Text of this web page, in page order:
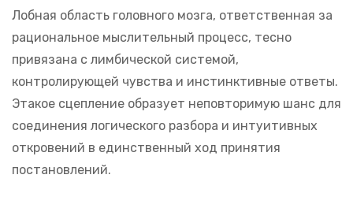
Лобная область головного мозга, ответственная за
рациональное мыслительный процесс, тесно
привязана с лимбической системой,
контролирующей чувства и инстинктивные ответы.
Этакое сцепление образует неповторимую шанс для
соединения логического разбора и интуитивных
откровений в единственный ход принятия
постановлений.